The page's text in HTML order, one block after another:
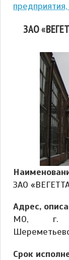
ЗАО
ЗАО
Адрес,
МО, г.
Срок